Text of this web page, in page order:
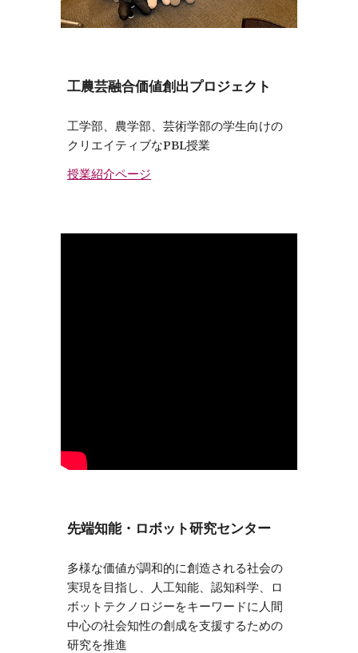
工農芸融合価値創出プロジェクト
工学部、農学部、芸術学部の学生向けの
クリエイティブなPBL授業
授業紹介ページ
先端知能・ロボット研究センター
多様な価値が調和的に創造される社会の
実現を目指し、人工知能、認知科学、ロ
ボットテクノロジーをキーワードに人間
中心の社会知性の創成を支援するための
研究を推進